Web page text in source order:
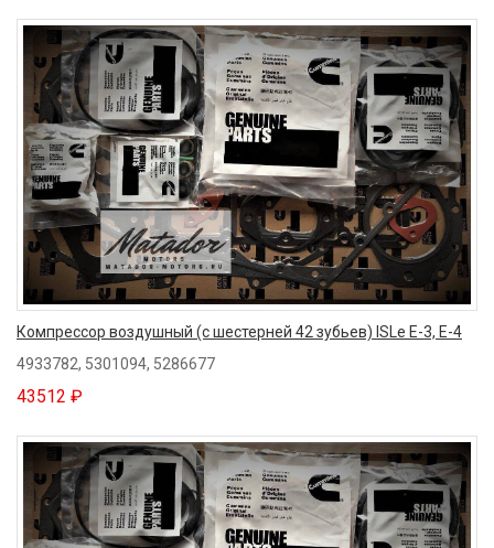
Компрессор воздушный (с шестерней 42 зубьев) ISLe E-3, E-4
4933782, 5301094, 5286677
43512 ₽